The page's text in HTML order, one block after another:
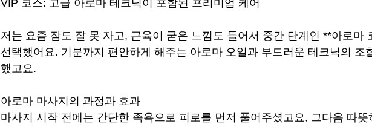
VIP 코스: 고급 아로마 테크닉이 포함된 프리미엄 케어
저는 요즘 잠도 잘 못 자고, 근육이 굳은 느낌도 들어서 중간 단계인 **아로마
선택했어요. 기분까지 편안하게 해주는 아로마 오일과 부드러운 테크닉의 조
했고요.
아로마 마사지의 과정과 효과
마사지 시작 전에는 간단한 족욕으로 피로를 먼저 풀어주셨고요, 그다음 따뜻